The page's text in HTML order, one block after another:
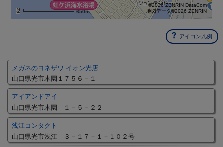
650m
©2026 ZENRIN DataCom
地図データ©2026 ZENRIN
アイコン凡例
メガネのヨネザワ イオン光店
山口県光市木園１７５６－１
アイアンドアイ
山口県光市木園 １－５－２２
浅江コンタクト
山口県光市浅江 ３－１７－１－１０２号